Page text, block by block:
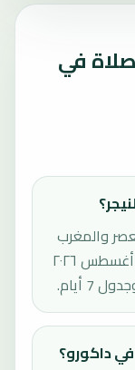
في
والمغرب
والعشاء في داكورو، النيجر بتاريخ الأحد، ٩ أغسطس ٢٠٢٦
داكورو؟